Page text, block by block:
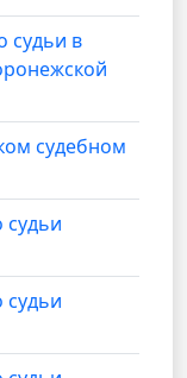
судьи в
судебном